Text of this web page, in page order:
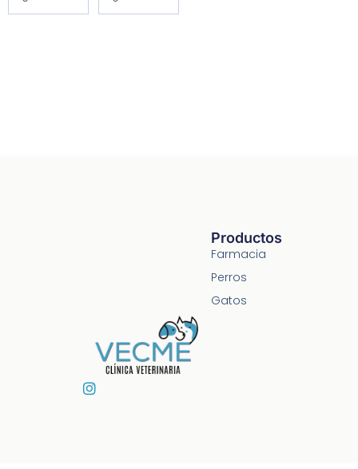
I
Productos
Farmacia
Perros
Gatos